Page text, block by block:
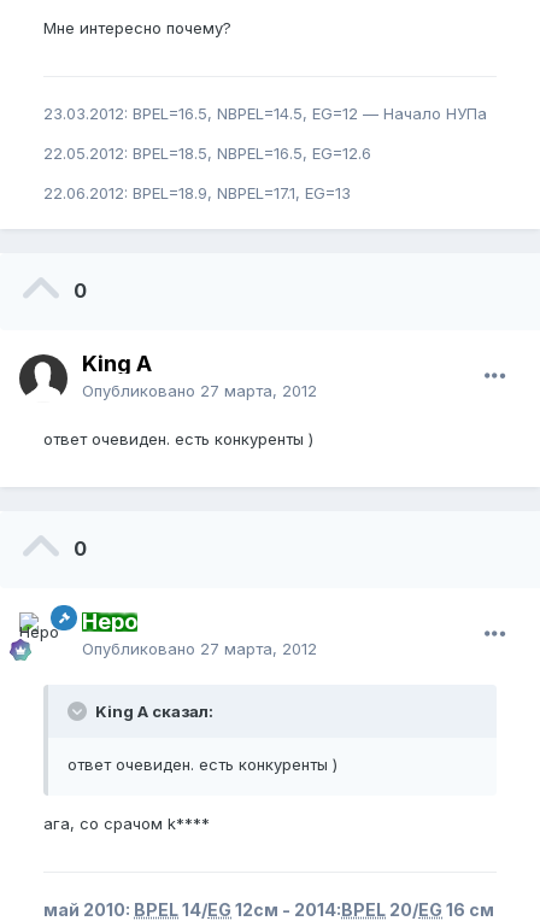
Мне интересно почему?
23.03.2012: BPEL=16.5, NBPEL=14.5, EG=12 — Начало НУПа
22.05.2012: BPEL=18.5, NBPEL=16.5, EG=12.6
22.06.2012: BPEL=18.9, NBPEL=17.1, EG=13
0
King A
Опубликовано 27 марта, 2012
ответ очевиден. есть конкуренты )
0
Неро
Опубликовано 27 марта, 2012
King A сказал:
ответ очевиден. есть конкуренты )
ага, со срачом k****
май 2010: BPEL14/EG 12см - 2014:BPEL 20/EG 16 см